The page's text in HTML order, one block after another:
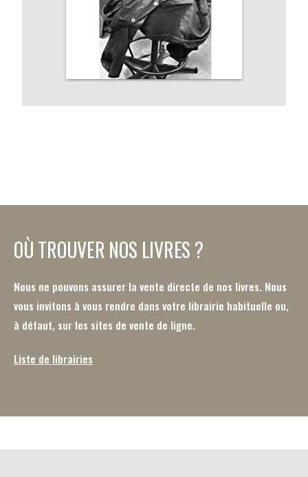
OÙ TROUVER NOS LIVRES ?
Nous ne pouvons assurer la vente directe de nos livres. Nous
vous invitons à vous rendre dans votre librairie habituelle ou,
à défaut, sur les sites de vente de ligne.
Liste de librairies